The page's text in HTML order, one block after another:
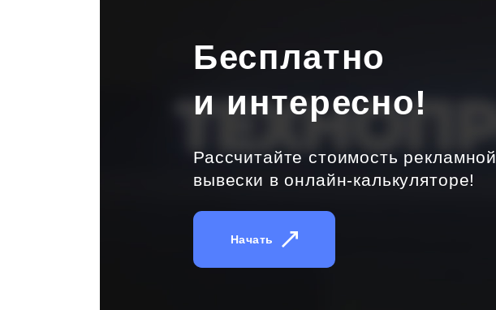
Бесплатно
и интересно!
Рассчитайте стоимость рекламной
вывески в онлайн-калькуляторе!
Начать